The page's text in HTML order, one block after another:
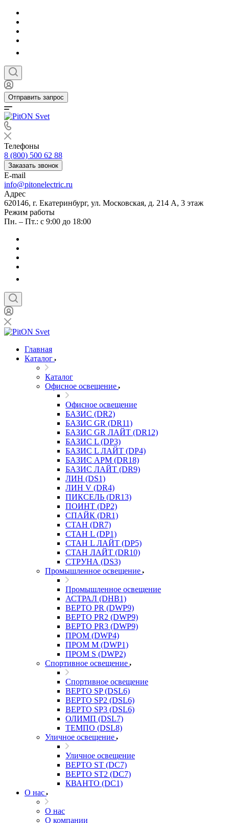
Отправить запрос
Телефоны
8 (800) 500 62 88
Заказать звонок
E-mail
info@pitonelectric.ru
Адрес
620146, г. Екатеринбург, ул. Московская, д. 214 А, 3 этаж
Режим работы
Пн. – Пт.: с 9:00 до 18:00
Главная
Каталог
Каталог
Офисное освещение
Офисное освещение
БАЗИС (DR2)
БАЗИС GR (DR11)
БАЗИС GR ЛАЙТ (DR12)
БАЗИС L (DP3)
БАЗИС L ЛАЙТ (DP4)
БАЗИС АРМ (DR18)
БАЗИС ЛАЙТ (DR9)
ЛИН (DS1)
ЛИН V (DR4)
ПИКСЕЛЬ (DR13)
ПОИНТ (DP2)
СПАЙК (DR1)
СТАН (DR7)
СТАН L (DP1)
СТАН L ЛАЙТ (DP5)
СТАН ЛАЙТ (DR10)
СТРУНА (DS3)
Промышленное освещение
Промышленное освещение
АСТРАЛ (DHB1)
ВЕРТО PR (DWP9)
ВЕРТО PR2 (DWP9)
ВЕРТО PR3 (DWP9)
ПРОМ (DWP4)
ПРОМ M (DWP1)
ПРОМ S (DWP2)
Спортивное освещение
Спортивное освещение
ВЕРТО SP (DSL6)
ВЕРТО SP2 (DSL6)
ВЕРТО SP3 (DSL6)
ОЛИМП (DSL7)
ТЕМПО (DSL8)
Уличное освещение
Уличное освещение
ВЕРТО ST (DC7)
ВЕРТО ST2 (DC7)
КВАНТО (DC1)
О нас
О нас
О компании